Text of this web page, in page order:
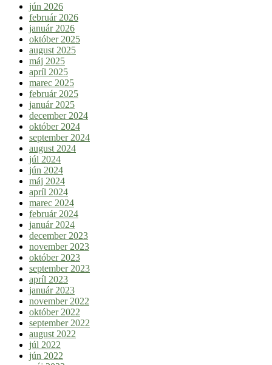
jún 2026
február 2026
január 2026
október 2025
august 2025
máj 2025
apríl 2025
marec 2025
február 2025
január 2025
december 2024
október 2024
september 2024
august 2024
júl 2024
jún 2024
máj 2024
apríl 2024
marec 2024
február 2024
január 2024
december 2023
november 2023
október 2023
september 2023
apríl 2023
január 2023
november 2022
október 2022
september 2022
august 2022
júl 2022
jún 2022